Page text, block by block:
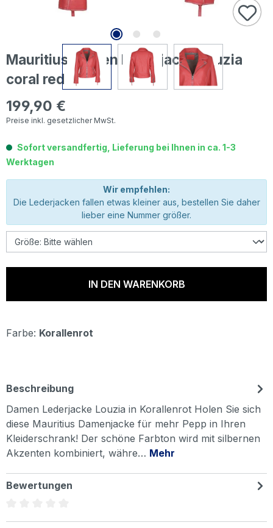
Mauritius Damen Lederjacke Louzia
coral red
Regulärer Preis:
199,90 €
Preise inkl. gesetzlicher MwSt.
Sofort versandfertig, Lieferung bei Ihnen in ca. 1-3
Werktagen
Wir empfehlen:
Die Lederjacken fallen etwas kleiner aus, bestellen Sie daher
lieber eine Nummer größer.
IN DEN WARENKORB
Farbe: Korallenrot
Beschreibung
Damen Lederjacke Louzia in Korallenrot Holen Sie sich
diese Mauritius Damenjacke für mehr Pepp in Ihren
Kleiderschrank! Der schöne Farbton wird mit silbernen
Akzenten kombiniert, währe… Mehr
Bewertungen